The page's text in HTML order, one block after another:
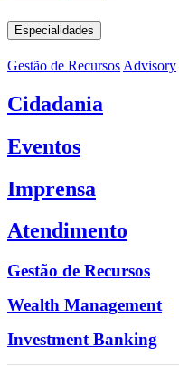
Especialidades
Gestão de Recursos Advisory
Cidadania
Eventos
Imprensa
Atendimento
Gestão de Recursos
Wealth Management
Investment Banking